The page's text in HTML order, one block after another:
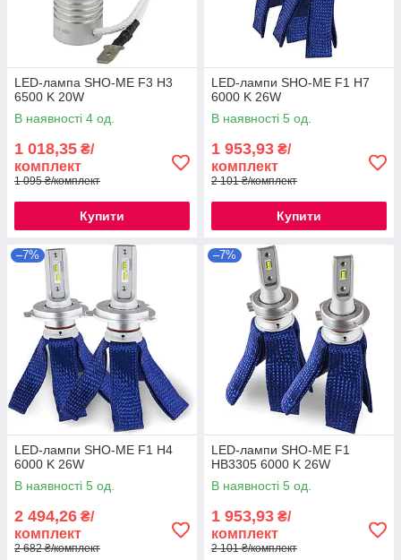
LED-лампа SHO-ME F3 H3
6500 K 20W
В наявності 4 од.
1 018,35 ₴/
комплект
1 095 ₴/комплект
Купити
LED-лампи SHO-ME F1 H7
6000 K 26W
В наявності 5 од.
1 953,93 ₴/
комплект
2 101 ₴/комплект
Купити
–7%
LED-лампи SHO-ME F1 H4
6000 K 26W
В наявності 5 од.
2 494,26 ₴/
комплект
2 682 ₴/комплект
–7%
LED-лампи SHO-ME F1
HB3305 6000 K 26W
В наявності 5 од.
1 953,93 ₴/
комплект
2 101 ₴/комплект